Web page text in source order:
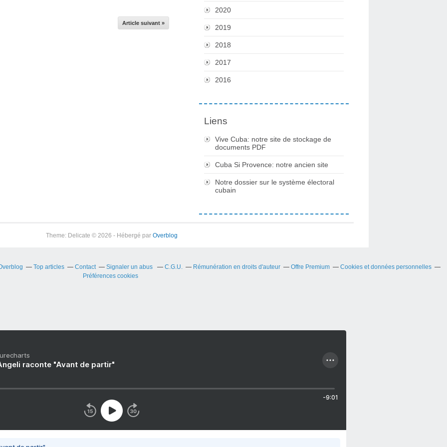
Article suivant »
2020
2019
2018
2017
2016
Liens
Vive Cuba: notre site de stockage de
documents PDF
Cuba Si Provence: notre ancien site
Notre dossier sur le système électoral
cubain
Theme: Delicate © 2026 - Hébergé par Overblog
Top articles Contact Signaler un abus C.G.U. Rémunération en droits d'auteur Offre Premium
Cookies et données personnelles
Préférences cookies
raconte "Avant de partir"
-9:01